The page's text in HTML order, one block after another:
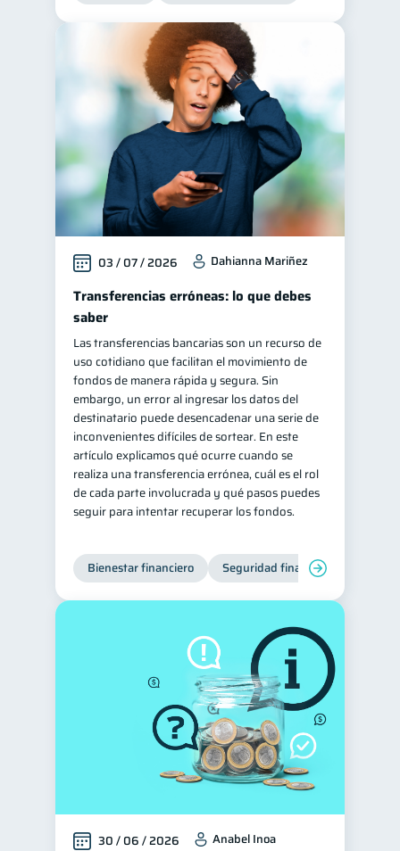
03 / 07 / 2026 Dahianna Mariñez
Transferencias erróneas: lo que debes
saber
Las transferencias bancarias son un recurso de
uso cotidiano que facilitan el movimiento de
fondos de manera rápida y segura. Sin
embargo, un error al ingresar los datos del
destinatario puede desencadenar una serie de
inconvenientes difíciles de sortear. En este
artículo explicamos qué ocurre cuando se
realiza una transferencia errónea, cuál es el rol
de cada parte involucrada y qué pasos puedes
seguir para intentar recuperar los fondos.
Bienestar financiero Seguridad financiera
30 / 06 / 2026 Anabel Inoa